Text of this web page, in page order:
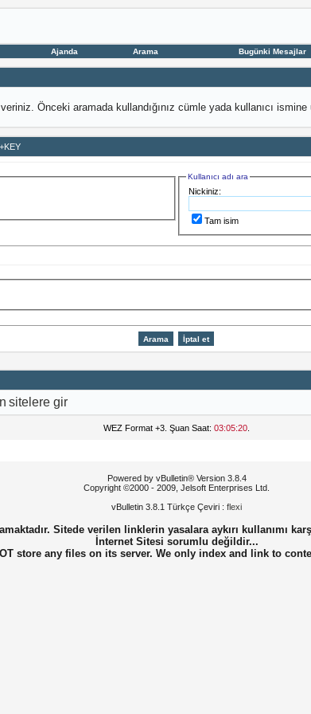
Ajanda Arama Bugünki Mesajlar
Önceki aramada kullandığınız cümle yada kullanıcı
Kullanıcı adı ara
Nickiniz:
Tam isim
sitelere gir
WEZ Format +3. Şuan Saat: 03:05:20.
Powered by vBulletin® Version 3.8.4
Copyright ©2000 - 2009, Jelsoft Enterprises Ltd.
vBulletin 3.8.1 Türkçe Çeviri : flexi
Sitede verilen linklerin yasalara aykırı kullanımı
İnternet Sitesi sorumlu değildir...
store any files on its server. We only index and link to